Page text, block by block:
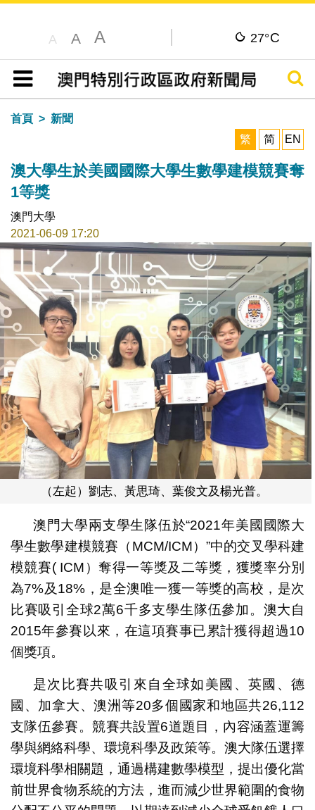
A A A 27°C
目錄
搜尋
首頁
新聞
繁
简 EN
澳大學生於美國國際大學生數學建模競賽奪
1等獎
澳門大學
2021-06-09 17:20
（左起）劉志、黃思琦、葉俊文及楊光普。
澳門大學兩支學生隊伍於“2021年美國國際大
學生數學建模競賽（MCM/ICM）”中的交叉學科建
模競賽( ICM）奪得一等獎及二等獎，獲獎率分別
為7%及18%，是全澳唯一獲一等獎的高校，是次
比賽吸引全球2萬6千多支學生隊伍參加。澳大自
2015年參賽以來，在這項賽事已累計獲得超過10
個獎項。
是次比賽共吸引來自全球如美國、英國、德
國、加拿大、澳洲等20多個國家和地區共26,112
支隊伍參賽。競賽共設置6道題目，內容涵蓋運籌
學與網絡科學、環境科學及政策等。澳大隊伍選擇
環境科學相關題，通過構建數學模型，提出優化當
前世界食物系統的方法，進而減少世界範圍的食物